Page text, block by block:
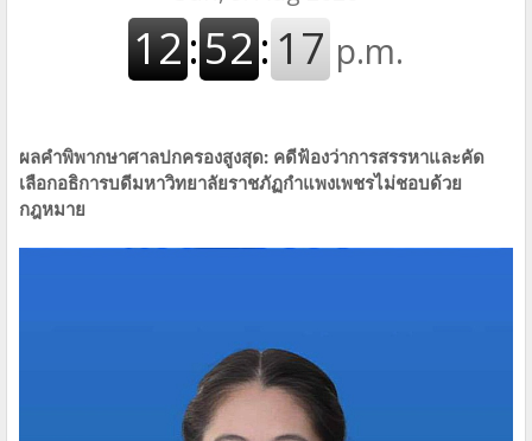
ผลคำพิพากษาศาลปกครองสูงสุด: คดีฟ้องว่าการสรรหาและคัด
เลือกอธิการบดีมหาวิทยาลัยราชภัฏกำแพงเพชรไม่ชอบด้วย
กฎหมาย